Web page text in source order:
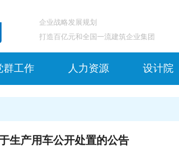
企业战略发展规划
打造百亿元和全国一流建筑企业集团
群工作 人力资源 设计院
生产用车公开处置的公告